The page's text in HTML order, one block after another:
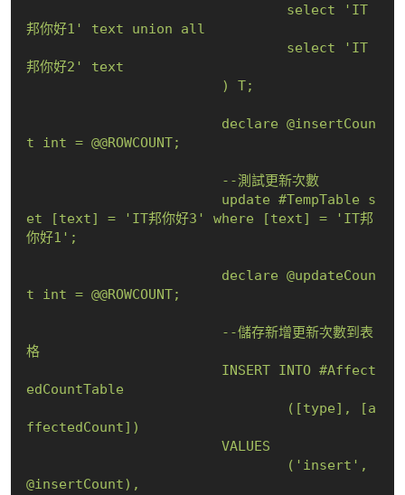
邦你好1' text union all
邦你好2' text
t int = @@ROWCOUNT;
et [text] = 'IT邦你好3' where [text] = 'IT邦
你好1';
t int = @@ROWCOUNT;
格
edCountTable
ffectedCount])
@insertCount),